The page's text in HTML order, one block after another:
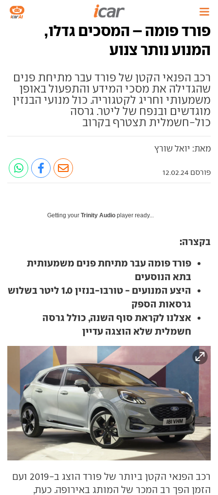
פורד פומה – המסכים גדלו,
המנוע נותר צנוע
רכב הפנאי הקטן של פורד עבר מתיחת פנים
שהגדילה את מסכי המידע והתפעול באופן
משמעותי וחריג לקטגוריה. כול מנועי הבנזין
מוגדשים ובנפח של ליטר. גרסה
כול-חשמלית תצטרף בקרוב
מאת: יואל שורץ
פורסם 12.02.24
Getting your Trinity Audio player ready...
בקצרה:
פורד פומה עבר מתיחת פנים משמעותית
בתא הנוסעים
היצע המנועים - טורבו-בנזין 1.0 ליטר בשלוש
גרסאות הספק
אצלנו לקראת סוף השנה, כולל גרסה
חשמלית שלא הוצגה עדיין
רכב הפנאי הקטן ביותר של פורד הוצג ב-2019 ועם
הזמן הפך רב המכר של המותג באירופה. כעת,